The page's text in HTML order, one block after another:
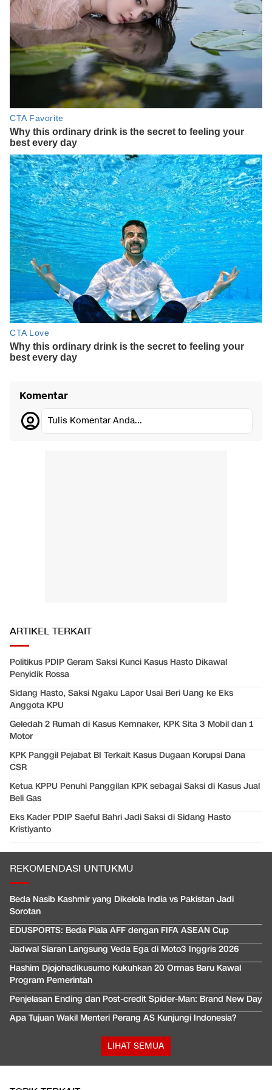
Komentar
Tulis Komentar Anda...
ARTIKEL TERKAIT
Politikus PDIP Geram Saksi Kunci Kasus Hasto Dikawal
Penyidik Rossa
Sidang Hasto, Saksi Ngaku Lapor Usai Beri Uang ke Eks
Anggota KPU
Geledah 2 Rumah di Kasus Kemnaker, KPK Sita 3 Mobil dan 1
Motor
KPK Panggil Pejabat BI Terkait Kasus Dugaan Korupsi Dana
CSR
Ketua KPPU Penuhi Panggilan KPK sebagai Saksi di Kasus Jual
Beli Gas
Eks Kader PDIP Saeful Bahri Jadi Saksi di Sidang Hasto
Kristiyanto
REKOMENDASI UNTUKMU
Beda Nasib Kashmir yang Dikelola India vs Pakistan Jadi
Sorotan
EDUSPORTS: Beda Piala AFF dengan FIFA ASEAN Cup
Jadwal Siaran Langsung Veda Ega di Moto3 Inggris 2026
Hashim Djojohadikusumo Kukuhkan 20 Ormas Baru Kawal
Program Pemerintah
Penjelasan Ending dan Post-credit Spider-Man: Brand New Day
Apa Tujuan Wakil Menteri Perang AS Kunjungi Indonesia?
LIHAT SEMUA